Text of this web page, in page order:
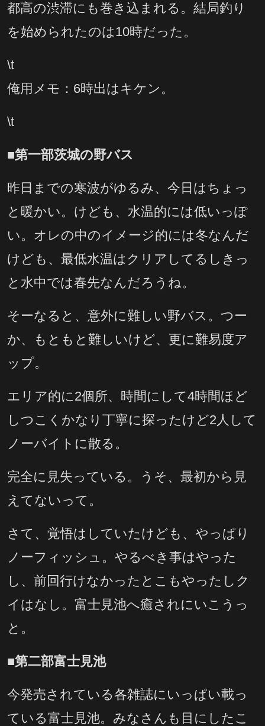
都高の渋滞にも巻き込まれる。結局釣り
を始められたのは10時だった。
\t
俺用メモ：6時出はキケン。
\t
■第一部茨城の野バス
昨日までの寒波がゆるみ、今日はちょっ
と暖かい。けども、水温的には低いっぽ
い。オレの中のイメージ的には冬なんだ
けども、最低水温はクリアしてるしきっ
と水中では春先なんだろうね。
そーなると、意外に難しい野バス。つー
か、もともと難しいけど、更に難易度ア
ップ。
エリア的に2個所、時間にして4時間ほど
しつこくかなり丁寧に探ったけど2人して
ノーバイトに散る。
完全に見失っている。うそ、最初から見
えてないって。
さて、覚悟はしていたけども、やっぱり
ノーフィッシュ。やるべき事はやった
し、前回行けなかったとこもやったしク
イはなし。富士見池へ癒されにいこうっ
と。
■第二部富士見池
今発売されている各雑誌にいっぱい載っ
ている富士見池。みなさんも目にしたこ